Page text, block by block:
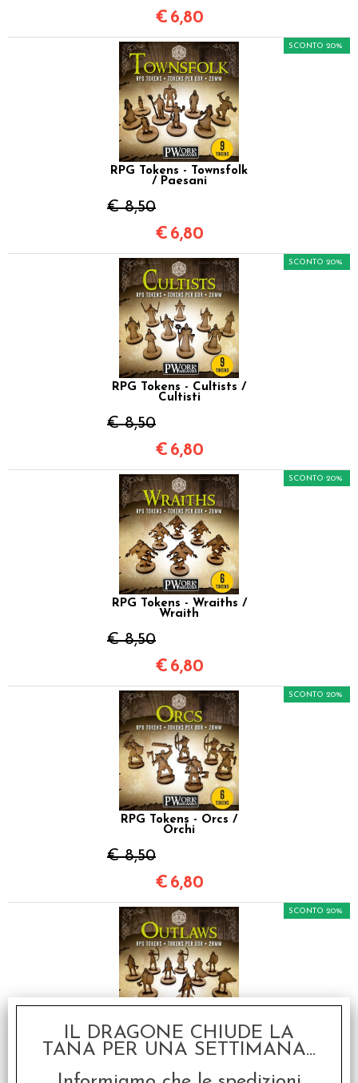
€ 6,80
RPG Tokens - Townsfolk
/ Paesani
€ 8,50
SCONTO 20%
€ 6,80
RPG Tokens - Cultists /
Cultisti
€ 8,50
SCONTO 20%
€ 6,80
RPG Tokens - Wraiths /
Wraith
€ 8,50
SCONTO 20%
€ 6,80
RPG Tokens - Orcs /
Orchi
€ 8,50
SCONTO 20%
€ 6,80
RPG Tokens - Outlaws /
Fuorilegge
€ 8,50
SCONTO 20%
IL DRAGONE CHIUDE LA
TANA PER UNA SETTIMANA...